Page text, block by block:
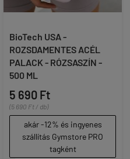
BioTech USA -
ROZSDAMENTES ACÉL
PALACK - RÓZSASZÍN -
500 ML
5 690 Ft
(5 690 Ft / db)
akár -12% és ingyenes
szállítás Gymstore PRO
tagként